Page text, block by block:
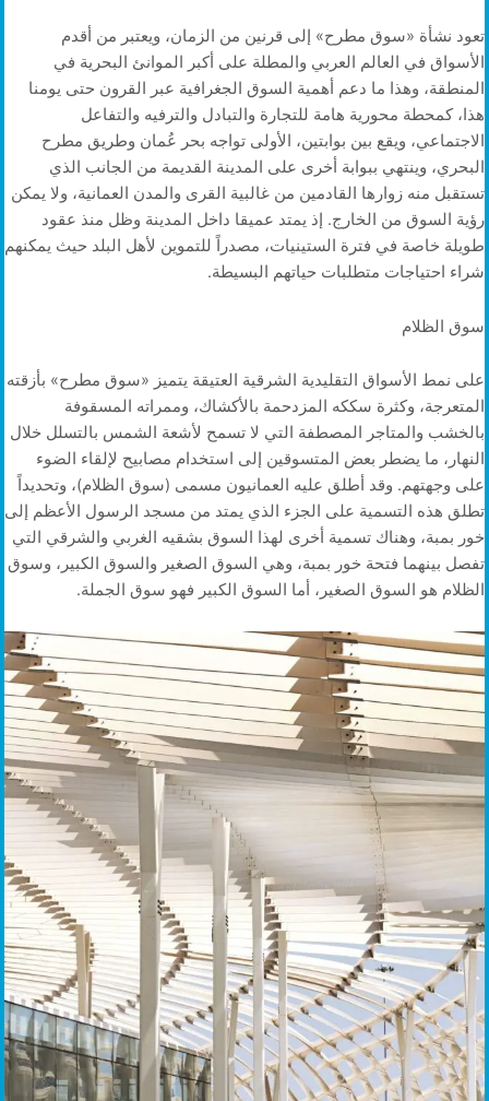
تعود نشأة «سوق مطرح» إلى قرنين من الزمان، ويعتبر من أقدم
الأسواق في العالم العربي والمطلة على أكبر الموانئ البحرية في
المنطقة، وهذا ما دعم أهمية السوق الجغرافية عبر القرون حتى يومنا
هذا، كمحطة محورية هامة للتجارة والتبادل والترفيه والتفاعل
الاجتماعي، ويقع بين بوابتين، الأولى تواجه بحر عُمان وطريق مطرح
البحري، وينتهي ببوابة أخرى على المدينة القديمة من الجانب الذي
تستقبل منه زوارها القادمين من غالبية القرى والمدن العمانية، ولا يمكن
رؤية السوق من الخارج. إذ يمتد عميقا داخل المدينة وظل منذ عقود
طويلة خاصة في فترة الستينيات، مصدراً للتموين لأهل البلد حيث يمكنهم
شراء احتياجات متطلبات حياتهم البسيطة.
سوق الظلام
على نمط الأسواق التقليدية الشرقية العتيقة يتميز «سوق مطرح» بأزقته
المتعرجة، وكثرة سككه المزدحمة بالأكشاك، وممراته المسقوفة
بالخشب والمتاجر المصطفة التي لا تسمح لأشعة الشمس بالتسلل خلال
النهار، ما يضطر بعض المتسوقين إلى استخدام مصابيح لإلقاء الضوء
على وجهتهم. وقد أطلق عليه العمانيون مسمى (سوق الظلام)، وتحديداً
تطلق هذه التسمية على الجزء الذي يمتد من مسجد الرسول الأعظم إلى
خور بمبة، وهناك تسمية أخرى لهذا السوق بشقيه الغربي والشرقي التي
تفصل بينهما فتحة خور بمبة، وهي السوق الصغير والسوق الكبير، وسوق
الظلام هو السوق الصغير، أما السوق الكبير فهو سوق الجملة.